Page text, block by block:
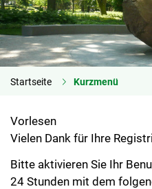
Startseite Kurzmenü
Vorlesen
Vielen Dank für Ihre
Bitte aktivieren Sie Ihr
24 Stunden mit dem